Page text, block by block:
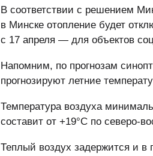
В соответствии с решением
в Минске отопление будет
с 17 апреля — для объектов
Напомним, по прогнозам
прогнозируют летние
Температура воздуха
составит от +19°С по северо-
Теплый воздух задержится и в